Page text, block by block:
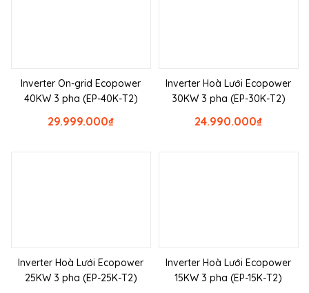
Inverter On-grid Ecopower
40KW 3 pha (EP-40K-T2)
₫
29.999.000
Inverter Hoà Lưới Ecopower
30KW 3 pha (EP-30K-T2)
₫
24.990.000
Inverter Hoà Lưới Ecopower
25KW 3 pha (EP-25K-T2)
Inverter Hoà Lưới Ecopower
15KW 3 pha (EP-15K-T2)